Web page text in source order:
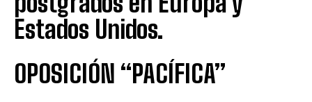
Estados Unidos.
OPOSICIÓN “PACÍFICA”